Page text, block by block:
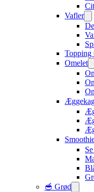
Vafler
Topping
Omelet
🥣 Grød